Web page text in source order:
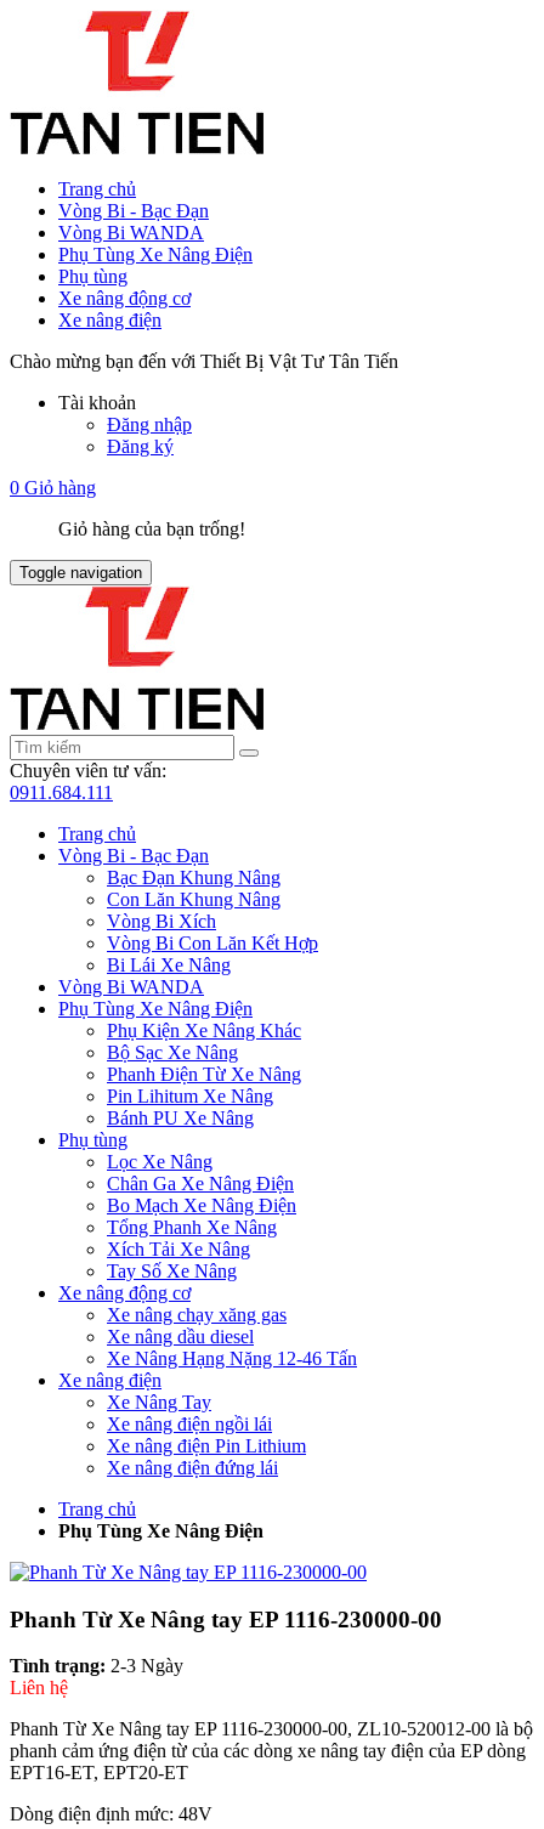
Trang chủ
Vòng Bi - Bạc Đạn
Vòng Bi WANDA
Phụ Tùng Xe Nâng Điện
Phụ tùng
Xe nâng động cơ
Xe nâng điện
Chào mừng bạn đến với Thiết Bị Vật Tư Tân Tiến
Tài khoản
Đăng nhập
Đăng ký
0 Giỏ hàng
Giỏ hàng của bạn trống!
Toggle navigation
Chuyên viên tư vấn:
0911.684.111
Trang chủ
Vòng Bi - Bạc Đạn
Bạc Đạn Khung Nâng
Con Lăn Khung Nâng
Vòng Bi Xích
Vòng Bi Con Lăn Kết Hợp
Bi Lái Xe Nâng
Vòng Bi WANDA
Phụ Tùng Xe Nâng Điện
Phụ Kiện Xe Nâng Khác
Bộ Sạc Xe Nâng
Phanh Điện Từ Xe Nâng
Pin Lihitum Xe Nâng
Bánh PU Xe Nâng
Phụ tùng
Lọc Xe Nâng
Chân Ga Xe Nâng Điện
Bo Mạch Xe Nâng Điện
Tổng Phanh Xe Nâng
Xích Tải Xe Nâng
Tay Số Xe Nâng
Xe nâng động cơ
Xe nâng chạy xăng gas
Xe nâng dầu diesel
Xe Nâng Hạng Nặng 12-46 Tấn
Xe nâng điện
Xe Nâng Tay
Xe nâng điện ngồi lái
Xe nâng điện Pin Lithium
Xe nâng điện đứng lái
Trang chủ
Phụ Tùng Xe Nâng Điện
Phanh Từ Xe Nâng tay EP 1116-230000-00
Tình trạng: 2-3 Ngày
Liên hệ
Phanh Từ Xe Nâng tay EP 1116-230000-00, ZL10-520012-00 là bộ
phanh cảm ứng điện từ của các dòng xe nâng tay điện của EP dòng
EPT16-ET, EPT20-ET
Dòng điện định mức: 48V